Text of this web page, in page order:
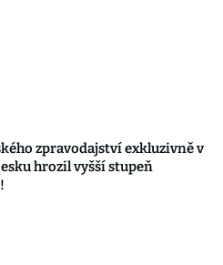
zpravodajství exkluzivně v
hrozil vyšší stupeň